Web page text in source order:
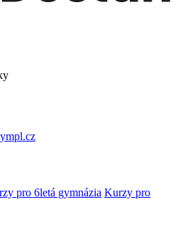
pro 6letá gymnázia Kurzy pro